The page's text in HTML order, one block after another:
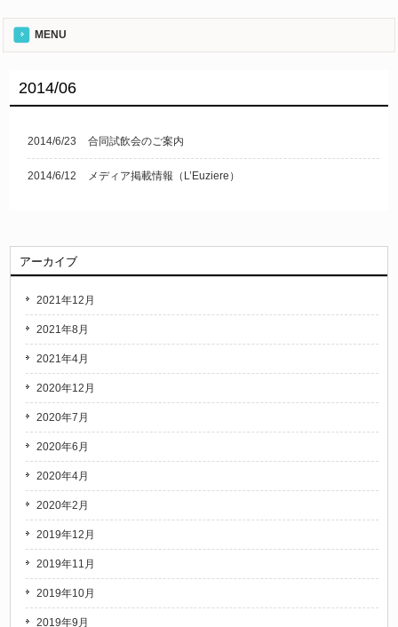
MENU
2014/06
2014/6/23 合同試飲会のご案内
2014/6/12 メディア掲載情報（L’Euziere）
アーカイブ
2021年12月
2021年8月
2021年4月
2020年12月
2020年7月
2020年6月
2020年4月
2020年2月
2019年12月
2019年11月
2019年10月
2019年9月